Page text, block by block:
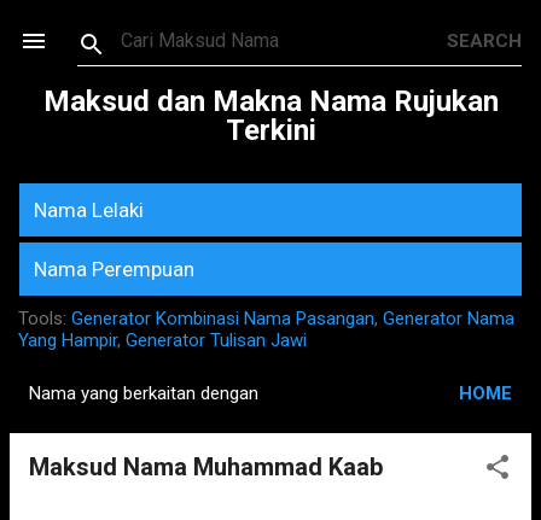
Skip to main content
Maksud dan Makna Nama Rujukan
Terkini
Nama Lelaki
Nama Perempuan
Tools: Generator Kombinasi Nama Pasangan, Generator Nama
Yang Hampir, Generator Tulisan Jawi
o
Nama yang berkaitan dengan HOME
Maksud Nama Muhammad Kaab